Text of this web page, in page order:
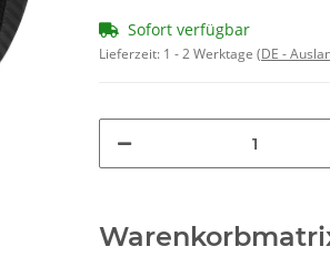
Sofort verfügbar
Lieferzeit: 1 - 2 Werktage (DE -